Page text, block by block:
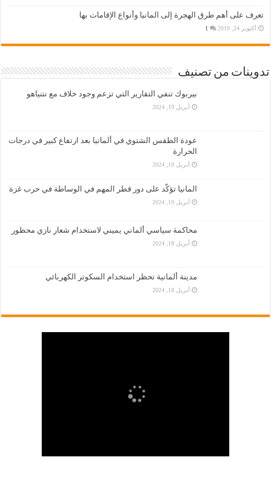
تعرف على أهم طرق الهجرة إلى المانيا وأنواع الإقامات بها
أكتوبر 24, 2019 1
تدوينات من تصنيف
بيربوك تنفي التقارير التي تزعم وجود خلاف مع نتنياهو
أبريل 19, 2024
عودة الطقس الشتوي في ألمانيا بعد ارتفاع كبير في درجات
الحرارة
أبريل 19, 2024
المانيا تؤكّد على دور قطر المهم في الوساطة في حرب غزة
أبريل 19, 2024
محاكمة سياسي ألماني يميني لاستخدام شعار نازي محظور
أبريل 18, 2024
مدينة ألمانية تحظر استخدام السكوتر الكهربائي
أبريل 18, 2024